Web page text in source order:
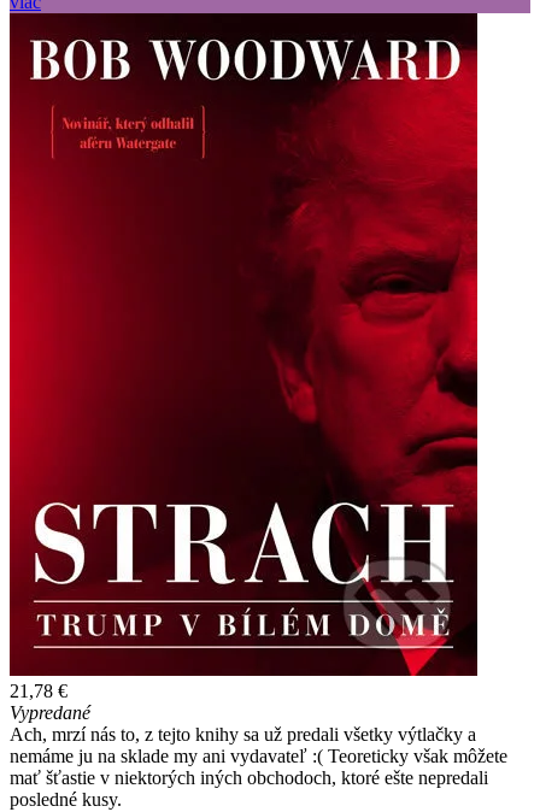
21,78 €
Vypredané
Ach, mrzí nás to, z tejto knihy sa už predali všetky výtlačky a
nemáme ju na sklade my ani vydavateľ :( Teoreticky však môžete
mať šťastie v niektorých iných obchodoch, ktoré ešte nepredali
posledné kusy.